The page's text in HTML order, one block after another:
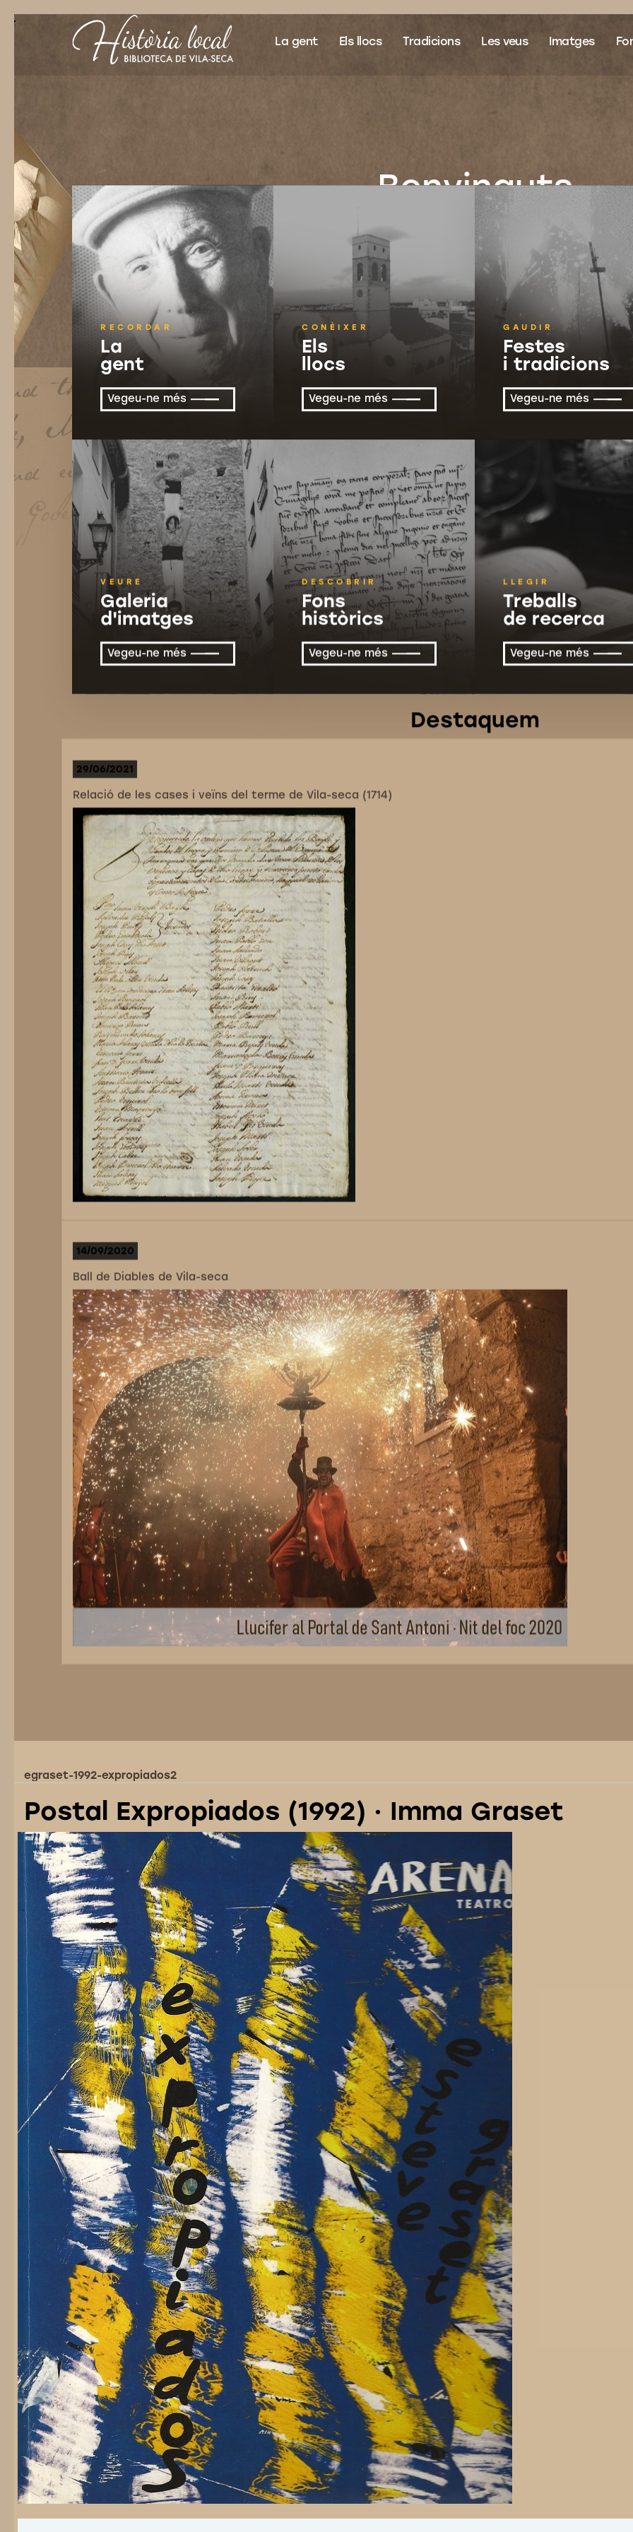
La gent Els llocs Tradicions Les veus Imatges
Benvinguts
al nostre passat
"">
RECORDAR
La
gent
Vegeu-ne més
CONÈIXER
Els
llocs
Vegeu-ne més
GAUDIR
Festes
i tradicions
Vegeu-ne més
VEURE
Galeria
d'imatges
Vegeu-ne més
DESCOBRIR
Fons
històrics
Vegeu-ne més
LLEGIR
Treballs
de recerca
Vegeu-ne més
Destaquem
29/06/2021
Relació de les cases i veïns del terme de Vila-seca (1714)
14/09/2020
Ball de Diables de Vila-seca
egraset-1992-expropiados2
Postal Expropiados (1992) · Imma Graset